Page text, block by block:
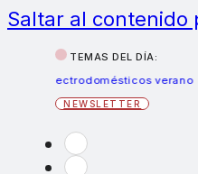
Saltar al contenido
TEMAS DEL DÍA:
electrodomésticos verano
NEWSLETTER